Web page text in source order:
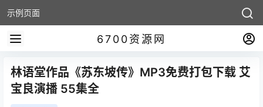
示例页面
6700资源网
林语堂作品《苏东坡传》MP3免费打包下载 艾
宝良演播 55集全